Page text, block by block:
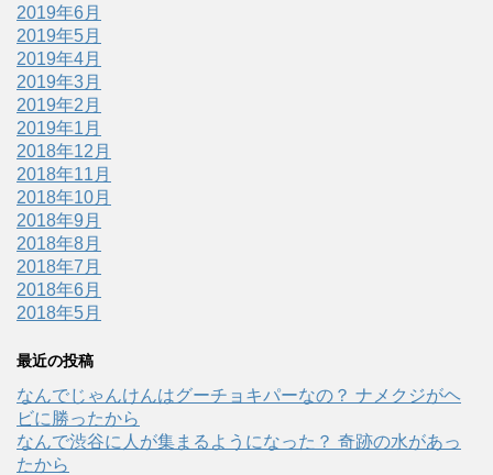
2019年6月
2019年5月
2019年4月
2019年3月
2019年2月
2019年1月
2018年12月
2018年11月
2018年10月
2018年9月
2018年8月
2018年7月
2018年6月
2018年5月
最近の投稿
なんでじゃんけんはグーチョキパーなの？ ナメクジがヘ
ビに勝ったから
なんで渋谷に人が集まるようになった？ 奇跡の水があっ
たから